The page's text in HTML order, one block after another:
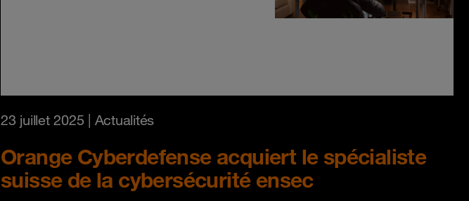
23 juillet 2025 | Actualités
Orange Cyberdefense acquiert le spécialiste
suisse de la cybersécurité ensec